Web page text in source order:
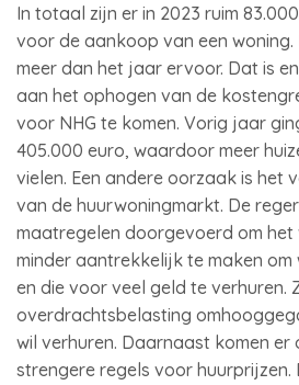
In totaal zijn er in 2023 ruim
voor de aankoop van een woning.
meer dan het jaar ervoor. Dat is
aan het ophogen van de
voor NHG te komen. Vorig jaar
405.000 euro, waardoor meer
vielen. Een andere oorzaak is het
van de huurwoningmarkt. De
maatregelen doorgevoerd om
minder aantrekkelijk te maken
en die voor veel geld te verhuren.
overdrachtsbelasting
wil verhuren. Daarnaast komen er
strengere regels voor